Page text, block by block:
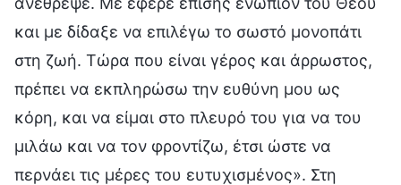
και με δίδαξε να επιλέγω το σωστό μονοπάτι
στη ζωή. Τώρα που είναι γέρος και άρρωστος,
πρέπει να εκπληρώσω την ευθύνη μου ως
κόρη, και να είμαι στο πλευρό του για να του
μιλάω και να τον φροντίζω, έτσι ώστε να
περνάει τις μέρες του ευτυχισμένος». Στη